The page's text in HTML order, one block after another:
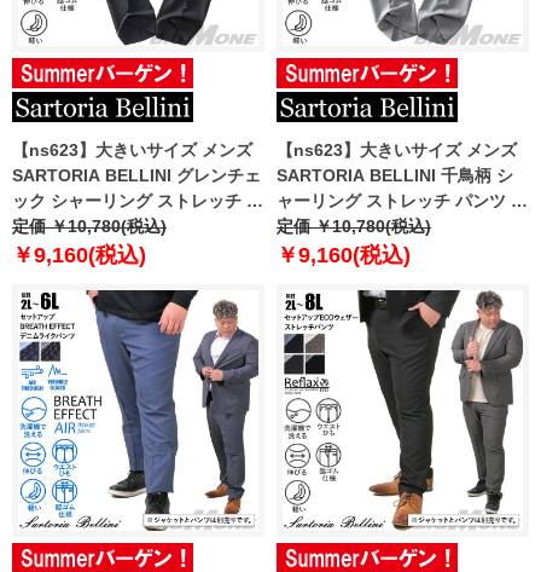
【ns623】大きいサイズ メンズ
SARTORIA BELLINI グレンチェ
ック シャーリング ストレッチ パ
ンツ 軽量 ウォッシャブル
azs25234-sps
定価 ￥10,780(税込)
￥9,160(税込)
【ns623】大きいサイズ メンズ
SARTORIA BELLINI 千鳥柄 シ
ャーリング ストレッチ パンツ 軽
量 ウォッシャブル スマリラ
azs25235-sps
定価 ￥10,780(税込)
￥9,160(税込)